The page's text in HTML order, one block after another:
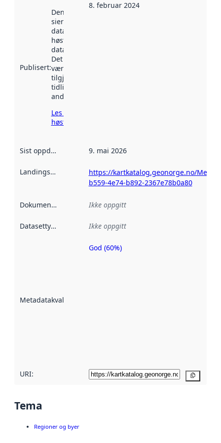
Publisert:
Denne datoen
sier når
datasettet ble
høstet av
data.norge.no.
Det kan ha
vært
tilgjengelig
tidligere
andre steder.
Les mer om
høsting her
8. februar 2024
Sist oppdatert 9. mai 2026
Landingsside
https://kartkatalog.geonorge.no/
b559-4e74-b892-2367e78b0a80
Dokumentasjon Ikke oppgitt
Datasettype Ikke oppgitt
Metadatakvalitet
Metadatakvalitet
God (60%)
URI:
Tema
Regioner og byer